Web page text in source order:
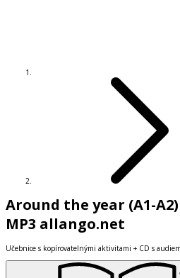
Around the year (A1-
MP3 allango.net
Učebnice s kopírovatelnými aktivitami + CD s audiem